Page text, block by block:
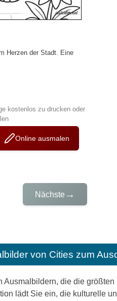
Herzen der Stadt. Eine
kostenlos zu drucken oder
Online ausmalen
Nächste →
von Cities zum
die die
lädt Sie ein, die kulturelle